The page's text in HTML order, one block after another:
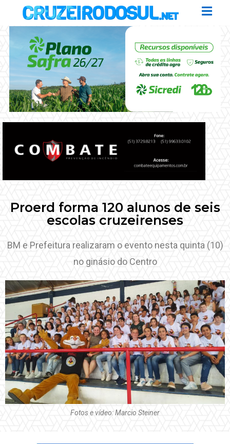
Proerd forma 120 alunos de seis
escolas cruzeirenses
BM e Prefeitura realizaram o evento nesta quinta (10)
no ginásio do Centro
Fotos e vídeo: Marcio Steiner